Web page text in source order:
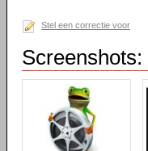
Stel een correctie voor
Screenshots: